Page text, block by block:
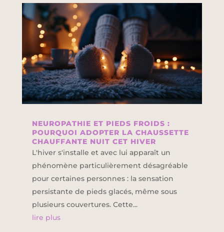
NEUROPATHIE ET PIEDS FROIDS :
POURQUOI ADOPTER LA CHAUSSETTE
CHAUFFANTE NUIT CET HIVER
L'hiver s'installe et avec lui apparaît un
phénomène particulièrement désagréable
pour certaines personnes : la sensation
persistante de pieds glacés, même sous
plusieurs couvertures. Cette...
lire plus